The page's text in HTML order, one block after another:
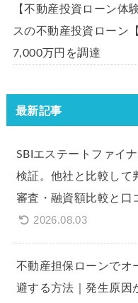
【不動産投資ローン体
スの不動産投資ローン
7,000万円を調達
最新記事
SBIエステートファイ
検証。他社と比較して
審査・融資額比較と口
2026.08.03
不動産担保ローンでオ
避する方法｜発生原因